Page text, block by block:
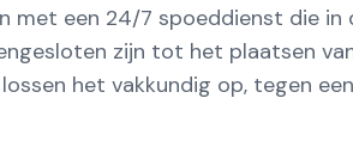
met een 24/7 spoeddienst die in
zijn tot het plaatsen
het vakkundig op, tegen